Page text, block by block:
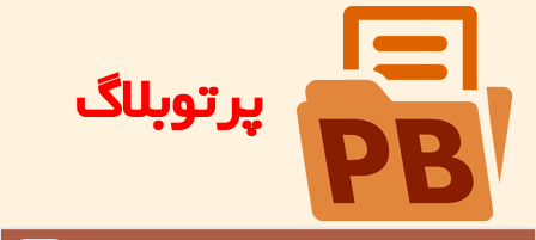
پرتوبلاگ